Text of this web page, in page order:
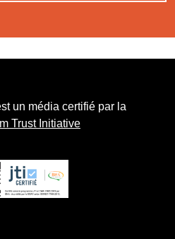
un média certifié par la
Trust Initiative